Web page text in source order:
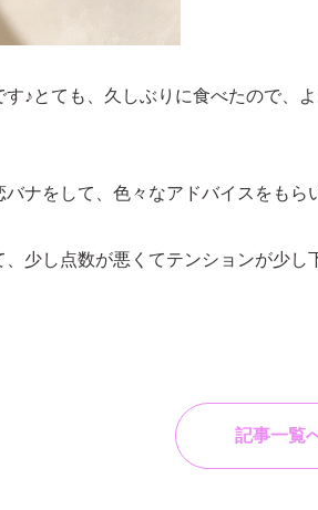
♪とても、久しぶりに食べたので、
ナをして、色々なアドバイスをもら
、少し点数が悪くてテンションが少し
記事一覧